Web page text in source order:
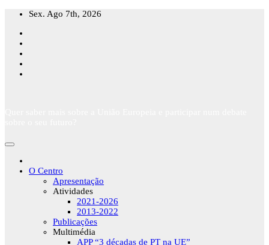
Skip
content
Sex. Ago 7th, 2026
O Centro
Apresentação
Atividades
2021-2026
2013-2022
Publicações
Multimédia
APP “3 décadas de PT na UE”